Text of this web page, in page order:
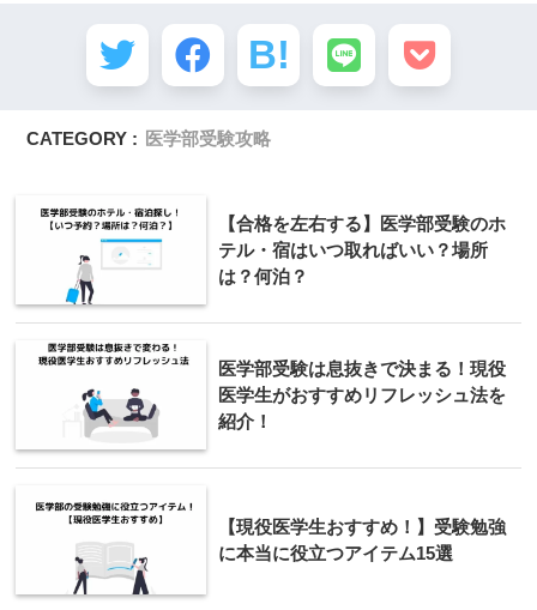
CATEGORY : 医学部受験攻略
【合格を左右する】医学部受験のホ
テル・宿はいつ取ればいい？場所
は？何泊？
医学部受験は息抜きで決まる！現役
医学生がおすすめリフレッシュ法を
紹介！
【現役医学生おすすめ！】受験勉強
に本当に役立つアイテム15選